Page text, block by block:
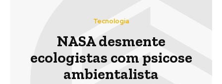
Tecnologia
NASA desmente
ecologistas com psicose
ambientalista